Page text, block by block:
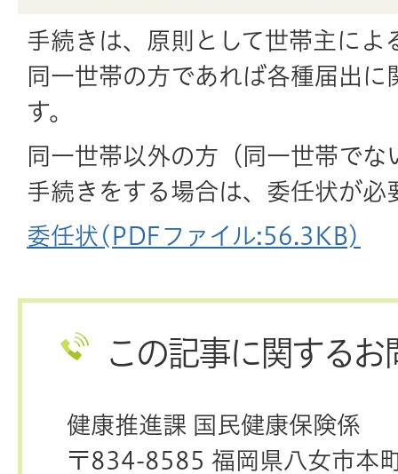
手続きは、原則として世帯主によ
同一世帯の方であれば各種届出
す。
同一世帯以外の方（同一世帯で
手続きをする場合は、委任状が必
委任状(PDFファイル:56.3KB)
この記事に関するお
健康推進課 国民健康保険係
〒834-8585 福岡県八女市本